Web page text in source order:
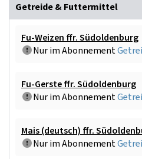
Getreide & Futtermittel
Fu-Weizen ffr. Südoldenburg
Nur im Abonnement
Fu-Gerste ffr. Südoldenburg
Nur im Abonnement
Mais (deutsch) ffr.
Nur im Abonnement